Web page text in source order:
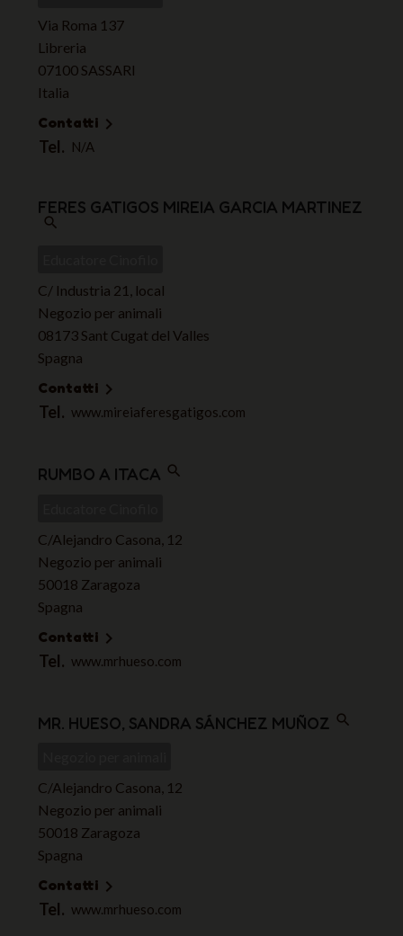
Via Roma 137
Libreria
07100 SASSARI
Italia
Contatti 
Tel. N/A
FERES GATIGOS MIREIA GARCIA MARTINEZ
search
C/ Industria 21, local
Negozio per animali
08173 Sant Cugat del Valles
Spagna
Contatti 
Tel. www.mireiaferesgatigos.com
RUMBO A ITACA search
C/Alejandro Casona, 12
Negozio per animali
50018 Zaragoza
Spagna
Contatti 
Tel. www.mrhueso.com
MR. HUESO, SANDRA SÁNCHEZ MUÑOZ search
C/Alejandro Casona, 12
Negozio per animali
50018 Zaragoza
Spagna
Contatti 
Tel. www.mrhueso.com